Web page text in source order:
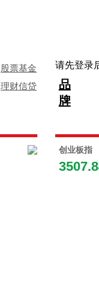
股票基金
理财信贷
品
牌
创业板指
请先登录